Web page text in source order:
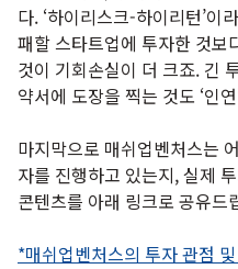
다. ‘하이리스크-하이리턴’이
패할 스타트업에 투자한 것보
것이 기회손실이 더 크죠. 긴
약서에 도장을 찍는 것도 ‘인
마지막으로 매쉬업벤처스는
자를 진행하고 있는지, 실제
콘텐츠를 아래 링크로 공유드
*매쉬업벤처스의 투자 관점